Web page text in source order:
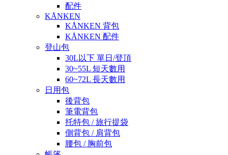
配件
KÅNKEN
KÅNKEN 背包
KÅNKEN 配件
登山包
30L以下 單日/登頂
30~55L 短天數用
60~72L 長天數用
日用包
後背包
筆電背包
托特包 / 旅行提袋
側背包 / 肩背包
腰包 / 胸前包